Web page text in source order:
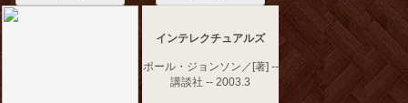
インテレクチュアルズ
ポール・ジョンソン／[著] --
講談社 -- 2003.3